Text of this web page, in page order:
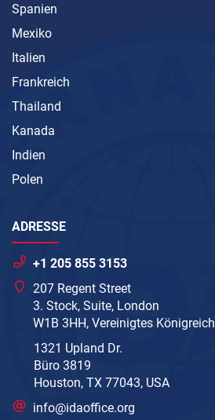
Spanien
Mexiko
Italien
Frankreich
Thailand
Kanada
Indien
Polen
ADRESSE
+1 205 855 3153
207 Regent Street
3. Stock, Suite, London
W1B 3HH, Vereinigtes Königreich
1321 Upland Dr.
Büro 3819
Houston, TX 77043, USA
info@idaoffice.org